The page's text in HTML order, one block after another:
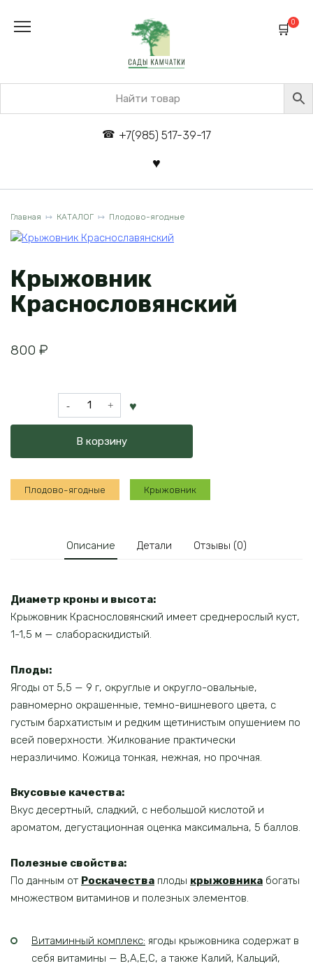
+7(985) 517-39-17
0
Главная КАТАЛОГ Плодово-ягодные
Крыжовник
Краснословянский
800 ₽
Количество
товара
Краснословянский
В корзину
Плодово-ягодные Крыжовник
Описание Детали Отзывы (0)
Диаметр кроны и высота:
Крыжовник Краснословянский имеет среднерослый куст,
1-1,5 м — слабораскидистый.
Плоды:
Ягоды от 5,5 — 9 г, округлые и округло-овальные,
равномерно окрашенные, темно-вишневого цвета, с
густым бархатистым и редким щетинистым опушением по
всей поверхности. Жилкование практически
неразличимо. Кожица тонкая, нежная, но прочная.
Вкусовые качества:
Вкус десертный, сладкий, с небольшой кислотой и
ароматом, дегустационная оценка максимальна, 5 баллов.
Полезные свойства:
По данным от Роскачества плоды крыжовника богаты
множеством витаминов и полезных элементов.
Витаминный комплекс: ягоды крыжовника содержат в
себя витамины — B,A,E,C, а также Калий, Кальций,